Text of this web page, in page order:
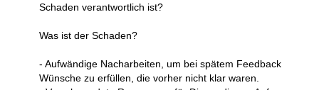
Schaden verantwortlich ist?
Was ist der Schaden?
- Aufwändige Nacharbeiten, um bei spätem Feedback
Wünsche zu erfüllen, die vorher nicht klar waren.